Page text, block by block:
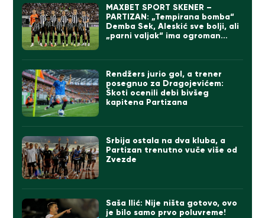
MAXBET SPORT SKENER –
PARTIZAN: „Tempirana bomba“
Demba Sek, Aleskić sve bolji, ali
„parni valjak“ ima ogroman
Rendžers jurio gol, a trener
posegnuo za Dragojevićem:
Škoti ocenili debi bivšeg
kapitena Partizana
Srbija ostala na dva kluba, a
Partizan trenutno vuče više od
Zvezde
Saša Ilić: Nije ništa gotovo, ovo
je bilo samo prvo poluvreme!